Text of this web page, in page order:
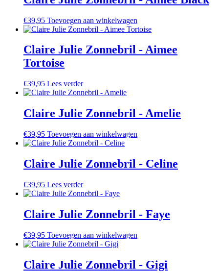
€39,95 Toevoegen aan winkelwagen
Claire Julie Zonnebril - Aimee
Tortoise
€39,95 Lees verder
Claire Julie Zonnebril - Amelie
€39,95 Toevoegen aan winkelwagen
Claire Julie Zonnebril - Celine
€39,95 Lees verder
Claire Julie Zonnebril - Faye
€39,95 Toevoegen aan winkelwagen
Claire Julie Zonnebril - Gigi